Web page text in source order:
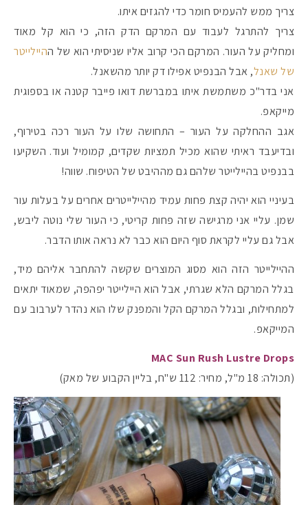
צריך ממש להעמיס חומר כדי להגזים איתו.
צריך להתרגל לעבוד עם המרקם הדק הזה, כי הוא קל מאוד
ומחליק על העור. המרקם הכי קרוב אליו שניסיתי הוא של ההיילייטר
של שאנל, אבל הבנפיט אפילו דק יותר מהשאנל.
אני בדר"כ משתמשת איתו במברשת דואו פייבר קטנה או בספוגית
מייקאפ.
אגב ההחלקה על העור – התחושה שלו על העור רכה בטירוף,
ובדיעבד ראיתי שהוא מכיל תמציות שקדים, קמומיל ועוד. השקיעו
בבנפיט בהיילייטר שלהם גם מההיבט של הטיפוח. שווה!
בעיניי הוא יהיה קצת פחות עמיד מהיילייטרים אחרים על בעלות עור
שמן. עליי אני מרגישה שזה פחות קריטי, כי העור שלי נוטה ליבש,
אבל גם עליי לקראת סוף היום הוא כבר לא נראה אותו הדבר.
ההיילייטר הזה הוא מסוג המוצרים שקשה להתחבר אליהם מיד,
בגלל המרקם הלא שגרתי, אבל הוא היילייטר יפהפה, שמאוד יתאים
למתחילות, ובגלל המרקם הקל והמפנק שלו הוא נהדר לערבוב עם
המייקאפ.
MAC Sun Rush Lustre Drops
(תכולה: 18 מ"ל, מחיר: 112 ש"ח, בליין הקבוע של מאק)